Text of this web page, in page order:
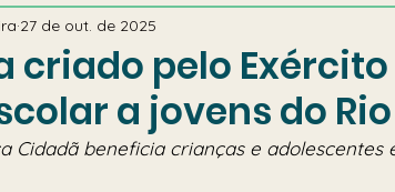
criado pelo
a jovens do
27 de out. de 2025
Cidadã beneficia crianças e adolescentes